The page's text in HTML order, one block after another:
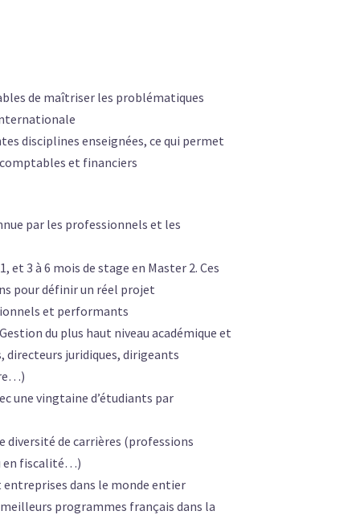
de maîtriser les problématiques
disciplines enseignées, ce qui permet
comptables et financiers
par les professionnels et les
et 3 à 6 mois de stage en Master 2. Ces
pour définir un réel projet
et performants
du plus haut niveau académique et
directeurs juridiques, dirigeants
une vingtaine d’étudiants par
diversité de carrières (professions
en fiscalité…)
dans le monde entier
programmes français dans la